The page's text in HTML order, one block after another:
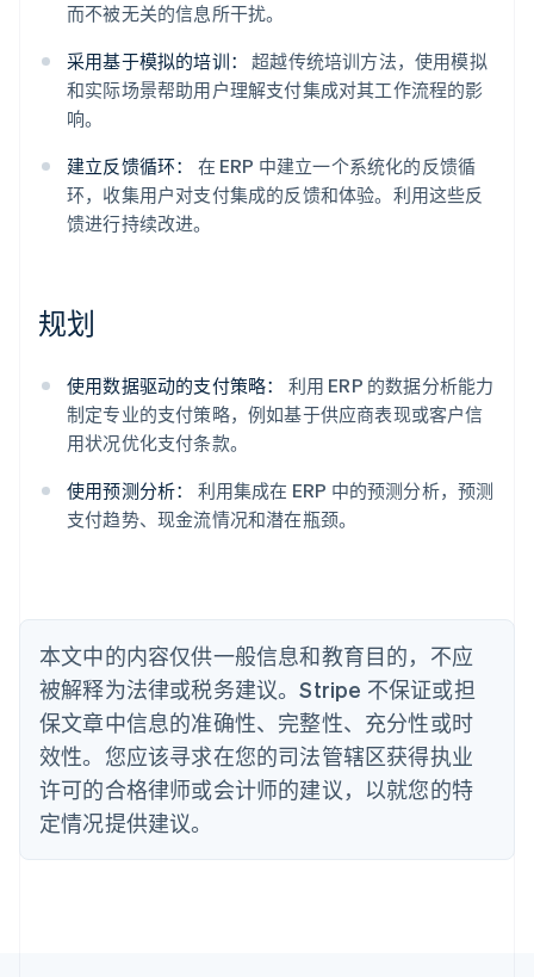
而不被无关的信息所干扰。
采用基于模拟的培训：
超越传统培训方法，使用模拟
和实际场景帮助用户理解支付集成对其工作流程的影
响。
建立反馈循环：
在 ERP 中建立一个系统化的反馈循
环，收集用户对支付集成的反馈和体验。利用这些反
馈进行持续改进。
规划
使用数据驱动的支付策略：
利用 ERP 的数据分析能力
制定专业的支付策略，例如基于供应商表现或客户信
用状况优化支付条款。
使用预测分析：
利用集成在 ERP 中的预测分析，预测
支付趋势、现金流情况和潜在瓶颈。
本文中的内容仅供一般信息和教育目的，不应
被解释为法律或税务建议。Stripe 不保证或担
保文章中信息的准确性、完整性、充分性或时
效性。您应该寻求在您的司法管辖区获得执业
许可的合格律师或会计师的建议，以就您的特
定情况提供建议。
阿联酋
爱沙尼亚
English
DeutschEnglish
澳大利亚
English
Português English
保加利亚
English
丹麦
English
德国
DeutschEnglish
法国
FrançaisEnglish
芬兰
EnglishSvenska